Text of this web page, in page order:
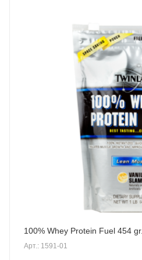
100% Whey Protein Fuel 454 gr.
Арт.: 1591-01